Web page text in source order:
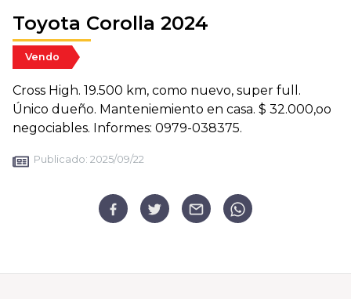
Toyota Corolla 2024
Vendo
Cross High. 19.500 km, como nuevo, super full.
Único dueño. Manteniemiento en casa. $ 32.000,oo
negociables. Informes: 0979-038375.
Publicado: 2025/09/22